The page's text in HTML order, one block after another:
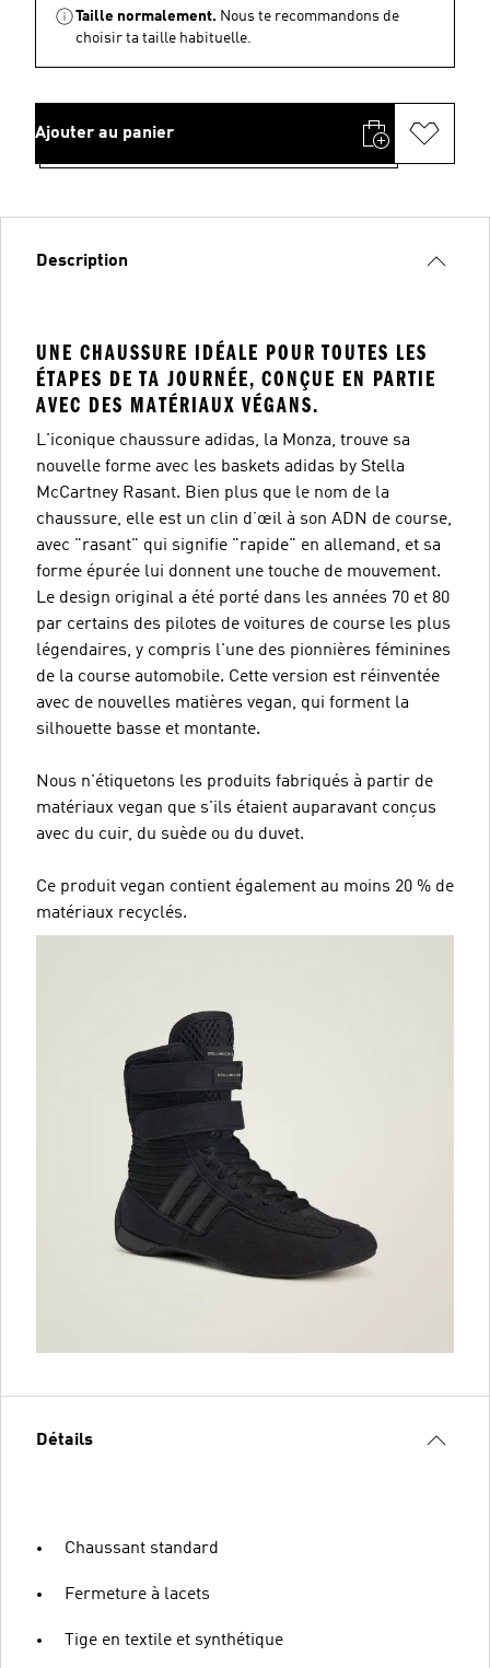
Taille normalement. Nous te recommandons de
choisir ta taille habituelle.
Ajouter au panier
Description
UNE CHAUSSURE IDÉALE POUR TOUTES LES
ÉTAPES DE TA JOURNÉE, CONÇUE EN PARTIE
AVEC DES MATÉRIAUX VÉGANS.
L'iconique chaussure adidas, la Monza, trouve sa
nouvelle forme avec les baskets adidas by Stella
McCartney Rasant. Bien plus que le nom de la
chaussure, elle est un clin d’œil à son ADN de course,
avec "rasant" qui signifie "rapide" en allemand, et sa
forme épurée lui donnent une touche de mouvement.
Le design original a été porté dans les années 70 et 80
par certains des pilotes de voitures de course les plus
légendaires, y compris l'une des pionnières féminines
de la course automobile. Cette version est réinventée
avec de nouvelles matières vegan, qui forment la
silhouette basse et montante.
Nous n'étiquetons les produits fabriqués à partir de
matériaux vegan que s'ils étaient auparavant conçus
avec du cuir, du suède ou du duvet.
Ce produit vegan contient également au moins 20 % de
matériaux recyclés.
Détails
Chaussant standard
Fermeture à lacets
Tige en textile et synthétique